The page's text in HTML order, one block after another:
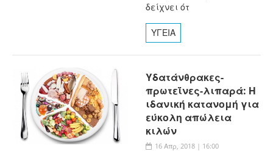
δείχνει ότ
ΥΓΕΙΑ
Υδατάνθρακες-
πρωτεΐνες-λιπαρά: Η
ιδανική κατανομή για
εύκολη απώλεια
κιλών
16 Απρ, 2018 | 16:00